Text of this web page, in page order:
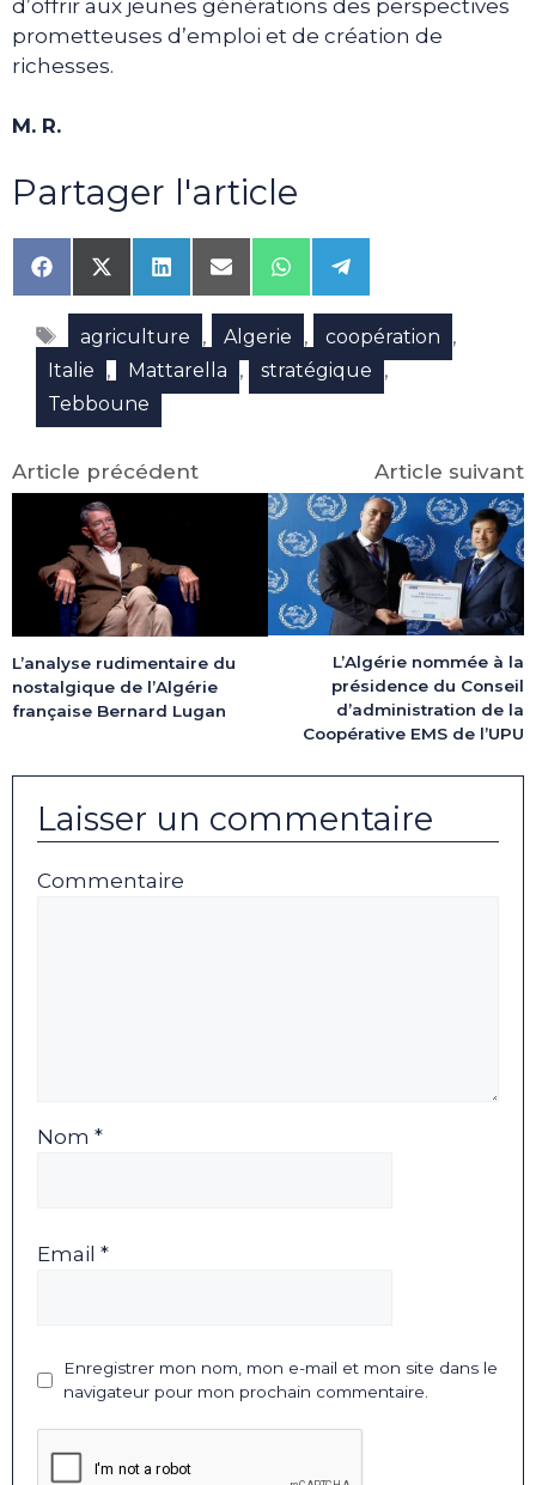
d’offrir aux jeunes générations des perspectives
prometteuses d’emploi et de création de
richesses.
M. R.
Partager l'article
Share
on
Facebook
Share
on
X
(Twitter)
Share
on
LinkedIn
Share
on
Email
Share
on
WhatsApp
Share
on
Telegram
Étiquettes
agriculture , Algerie , coopération ,
Italie , Mattarella , stratégique ,
Tebboune
Article précédent
L’analyse rudimentaire du
nostalgique de l’Algérie
française Bernard Lugan
Article suivant
L’Algérie nommée à la
présidence du Conseil
d’administration de la
Coopérative EMS de l’UPU
Laisser un commentaire
Commentaire
Nom *
Email *
Enregistrer mon nom, mon e-mail et mon site dans le
navigateur pour mon prochain commentaire.